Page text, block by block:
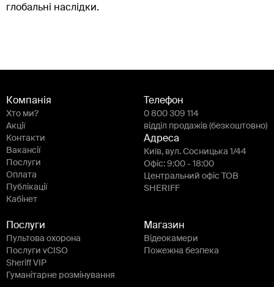
глобальні наслідки.
Компанія
Хто ми?
Акції
Контакти
Вакансії
Послуги
Оплата
Публікації
Кабінет
Телефон
0 800 309 114
відділ продажів (безкоштовно)
Адреса
Київ, вул. Сосницька 1/44
Офіс: 9:00 - 18:00
Центральний офіс ТОВ
SHERIFF
Послуги
Пультова охорона
Послуги vCISO
Sheriff VIP
Гуманітарне розмінування
Магазин
Відеокамери
Пожежна безпека